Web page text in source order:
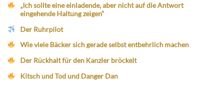
„Ich sollte eine einladende, aber nicht auf die Antwort
eingehende Haltung zeigen“
Der Ruhrpilot
Wie viele Bäcker sich gerade selbst entbehrlich machen
Der Rückhalt für den Kanzler bröckelt
Kitsch und Tod und Danger Dan